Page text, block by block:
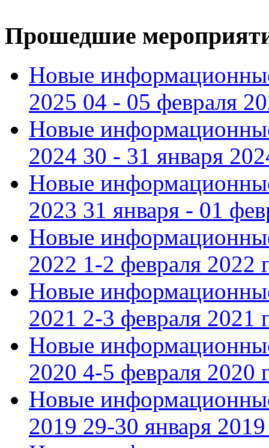
Прошедшие
Новые
2025 04 - 05 февраля
Новые
2024 30 - 31 января
Новые
2023 31 января - 01
Новые
2022 1-2 февраля 2022
Новые
2021 2-3 февраля 2021
Новые
2020 4-5 февраля 2020
Новые
2019 29-30 января 2019